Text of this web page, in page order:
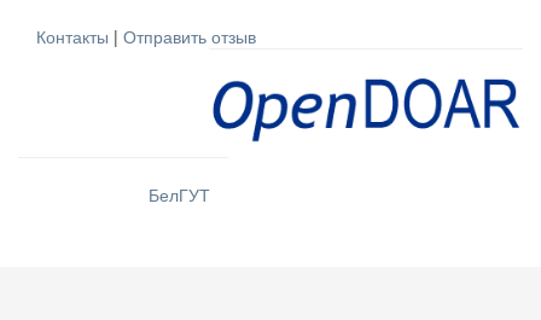
Контакты | Отправить отзыв
БелГУТ